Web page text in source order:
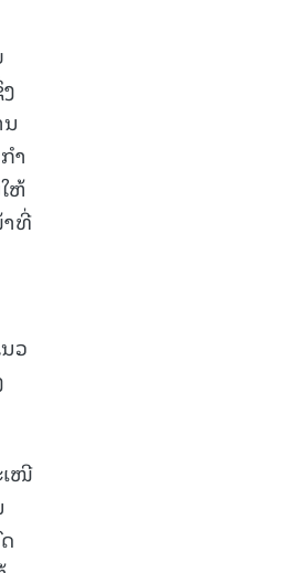
ຳ
ຫ້
ທີ່
ວ
ເໜີ